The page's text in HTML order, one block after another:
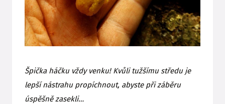
Špička háčku vždy venku! Kvůli tužšímu středu je
lepší nástrahu propíchnout, abyste při záběru
úspěšně zasekli…